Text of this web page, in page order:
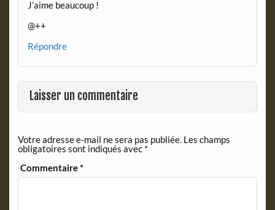
J’aime beaucoup !
@++
Répondre
Laisser un commentaire
Votre adresse e-mail ne sera pas publiée. Les champs
obligatoires sont indiqués avec *
Commentaire*